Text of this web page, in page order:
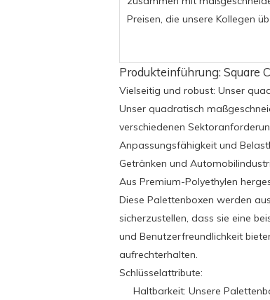
Preisen, die unsere Kollegen
Produkteinführung: Square
Vielseitig und robust: Unser
Unser quadratisch
verschiedenen
Anpassungsfähigkeit und
Getränken und
Aus Premium-Polyethylen
Diese Palettenboxen werden
sicherzustellen, dass sie eine
und Benutzerfreundlichkeit
aufrechterhalten.
Schlüsselattribute:
Haltbarkeit: Unsere